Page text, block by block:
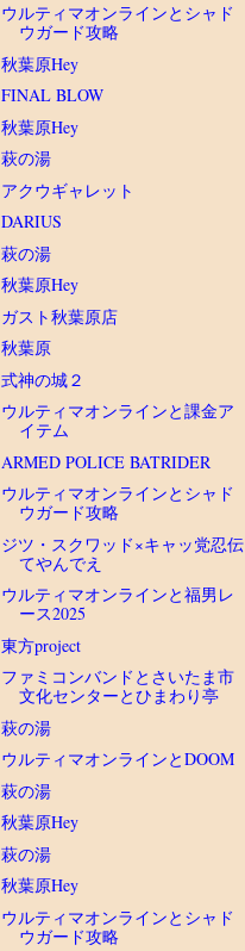
ウルティマオンラインとシャド
ウガード攻略
秋葉原Hey
FINAL BLOW
秋葉原Hey
萩の湯
アクウギャレット
DARIUS
萩の湯
秋葉原Hey
ガスト秋葉原店
秋葉原
式神の城２
ウルティマオンラインと課金ア
イテム
ARMED POLICE BATRIDER
ウルティマオンラインとシャド
ウガード攻略
ジツ・スクワッド×キャッ党忍伝
てやんでえ
ウルティマオンラインと福男レ
ース2025
東方project
ファミコンバンドとさいたま市
文化センターとひまわり亭
萩の湯
ウルティマオンラインとDOOM
萩の湯
秋葉原Hey
萩の湯
秋葉原Hey
ウルティマオンラインとシャド
ウガード攻略